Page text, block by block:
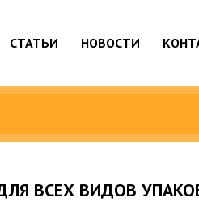
СТАТЬИ НОВОСТИ
ВСЕХ ВИДОВ